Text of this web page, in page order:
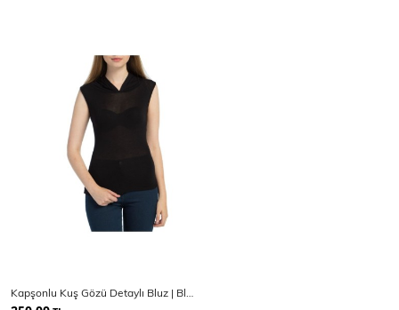
Kapşonlu Kuş Gözü Detaylı Bluz | Blz13910